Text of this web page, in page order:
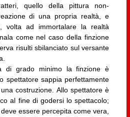
quello della pittura non-
di una propria realtà, e
volta ad immortalare la realtà
come nel caso della finzione
risulti sbilanciato sul versante
di grado minimo la finzione è
spettatore sappia perfettamente
costruzione. Allo spettatore è
al fine di godersi lo spettacolo;
essere percepita come vera,